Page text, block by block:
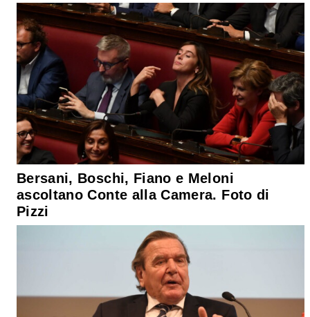
Bersani, Boschi, Fiano e Meloni
ascoltano Conte alla Camera. Foto di
Pizzi